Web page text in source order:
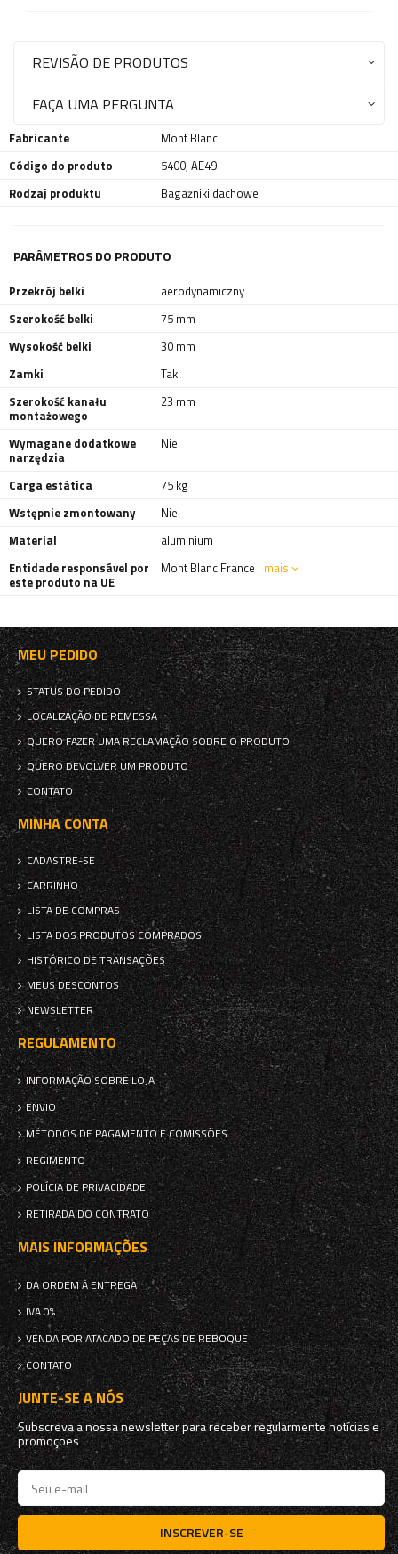
REVISÃO DE PRODUTOS
FAÇA UMA PERGUNTA
Fabricante
Mont Blanc
Código do produto
5400; AE49
Rodzaj produktu
Bagażniki dachowe
PARÂMETROS DO PRODUTO
Przekrój belki
aerodynamiczny
Szerokość belki
75 mm
Wysokość belki
30 mm
Zamki
Tak
Szerokość kanału
montażowego
23 mm
Wymagane dodatkowe
narzędzia
Nie
Carga estática
75 kg
Wstępnie zmontowany
Nie
Material
aluminium
Entidade responsável por
este produto na UE
Mont Blanc France mais
MEU PEDIDO
STATUS DO PEDIDO
LOCALIZAÇÃO DE REMESSA
QUERO FAZER UMA RECLAMAÇÃO SOBRE O PRODUTO
QUERO DEVOLVER UM PRODUTO
CONTATO
MINHA CONTA
CADASTRE-SE
CARRINHO
LISTA DE COMPRAS
LISTA DOS PRODUTOS COMPRADOS
HISTÓRICO DE TRANSAÇÕES
MEUS DESCONTOS
NEWSLETTER
REGULAMENTO
INFORMAÇÃO SOBRE LOJA
ENVIO
MÉTODOS DE PAGAMENTO E COMISSÕES
REGIMENTO
POLÍCIA DE PRIVACIDADE
RETIRADA DO CONTRATO
MAIS INFORMAÇÕES
DA ORDEM À ENTREGA
IVA 0%
VENDA POR ATACADO DE PEÇAS DE REBOQUE
CONTATO
JUNTE-SE A NÓS
Subscreva a nossa newsletter para receber regularmente notícias e
promoções
INSCREVER-SE